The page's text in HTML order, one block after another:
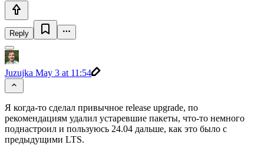
Reply
Juzujka May 3 at 11:54
Я когда-то сделал привычное release upgrade, по
рекомендациям удалил устаревшие пакеты, что-то немного
поднастроил и пользуюсь 24.04 дальше, как это было с
предыдущими LTS.